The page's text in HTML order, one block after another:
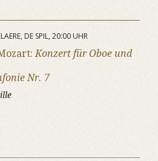
DE SPIL, 20:00 UHR
Konzert für Oboe und
Nr. 7